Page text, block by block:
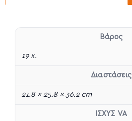
Βάρος
19 κ.
Διαστάσεις
21.8 × 25.8 × 36.2 cm
ΙΣΧΥΣ VA